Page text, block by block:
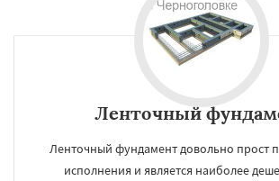
Ленточный
Ленточный фундамент довольно прост
исполнения и является наиболее